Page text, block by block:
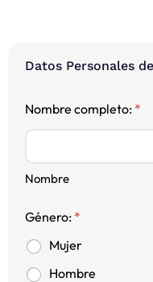
Datos Personales
Nombre completo: *
Nombre
Género: *
Mujer
Hombre